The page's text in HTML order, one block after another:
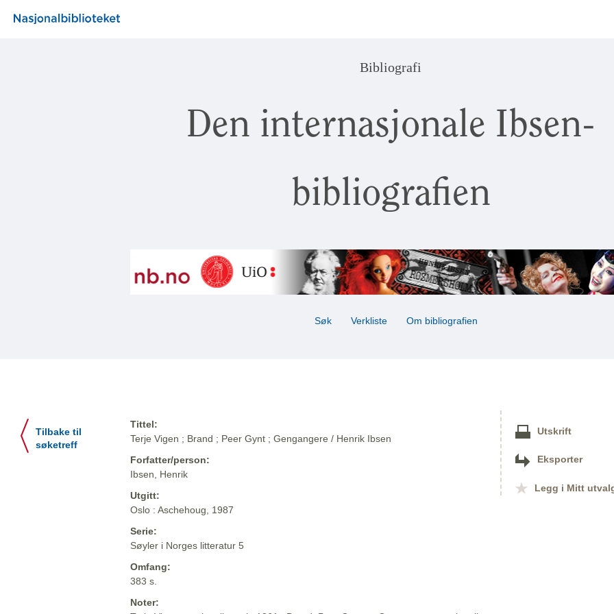
Bibliografi
Den internasjonale Ibsen-
bibliografien
Søk Verkliste Om bibliografien
Tilbake til
søketreff
Tittel:
Terje Vigen ; Brand ; Peer Gynt ; Gengangere / Henrik Ibsen
Forfatter/person:
Ibsen, Henrik
Utgitt:
Oslo : Aschehoug, 1987
Serie:
Søyler i Norges litteratur 5
Omfang:
383 s.
Noter:
Utskrift
Eksporter
Legg i Mitt